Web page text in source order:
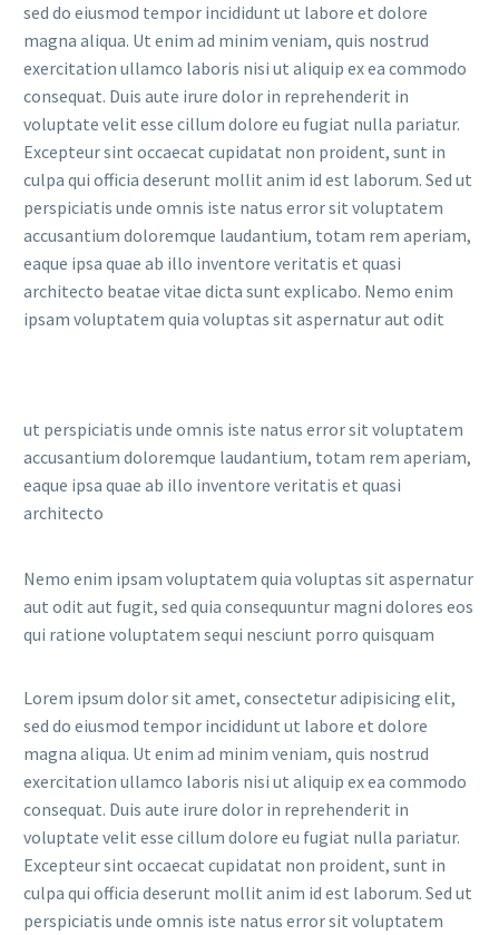
sed do eiusmod tempor incididunt ut labore et dolore
magna aliqua. Ut enim ad minim veniam, quis nostrud
exercitation ullamco laboris nisi ut aliquip ex ea commodo
consequat. Duis aute irure dolor in reprehenderit in
voluptate velit esse cillum dolore eu fugiat nulla pariatur.
Excepteur sint occaecat cupidatat non proident, sunt in
culpa qui officia deserunt mollit anim id est laborum. Sed ut
perspiciatis unde omnis iste natus error sit voluptatem
accusantium doloremque laudantium, totam rem aperiam,
eaque ipsa quae ab illo inventore veritatis et quasi
architecto beatae vitae dicta sunt explicabo. Nemo enim
ipsam voluptatem quia voluptas sit aspernatur aut odit
ut perspiciatis unde omnis iste natus error sit voluptatem
accusantium doloremque laudantium, totam rem aperiam,
eaque ipsa quae ab illo inventore veritatis et quasi
architecto
Nemo enim ipsam voluptatem quia voluptas sit aspernatur
aut odit aut fugit, sed quia consequuntur magni dolores eos
qui ratione voluptatem sequi nesciunt porro quisquam
Lorem ipsum dolor sit amet, consectetur adipisicing elit,
sed do eiusmod tempor incididunt ut labore et dolore
magna aliqua. Ut enim ad minim veniam, quis nostrud
exercitation ullamco laboris nisi ut aliquip ex ea commodo
consequat. Duis aute irure dolor in reprehenderit in
voluptate velit esse cillum dolore eu fugiat nulla pariatur.
Excepteur sint occaecat cupidatat non proident, sunt in
culpa qui officia deserunt mollit anim id est laborum. Sed ut
perspiciatis unde omnis iste natus error sit voluptatem